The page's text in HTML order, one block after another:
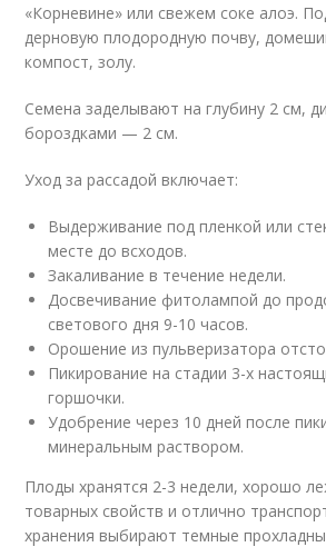
«Корневине» или свежем соке алоэ.
дерновую плодородную почву,
компост, золу.
Семена заделывают на глубину 2 см,
бороздками — 2 см.
Уход за рассадой включает:
Выдерживание под пленкой или
месте до всходов.
Закаливание в течение недели.
Досвечивание фитолампой до
светового дня 9-10 часов.
Орошение из пульверизатора
Пикирование на стадии 3-х
горшочки.
Удобрение через 10 дней после
минеральным раствором.
Плоды хранятся 2-3 недели, хорошо
товарных свойств и отлично
хранения выбирают темные